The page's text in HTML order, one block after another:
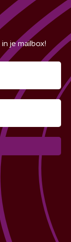
je mailbox!